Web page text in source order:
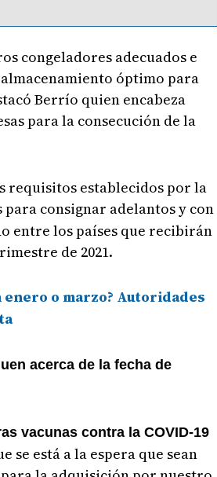
congeladores adecuados e
óptimo para
Berrío quien encabeza
para la consecución de la
requisitos establecidos por la
consignar adelantos y con
entre los países que recibirán
de 2021.
enero o marzo? Autoridades
acerca de la fecha de
vacunas contra la COVID-19
se está a la espera que sean